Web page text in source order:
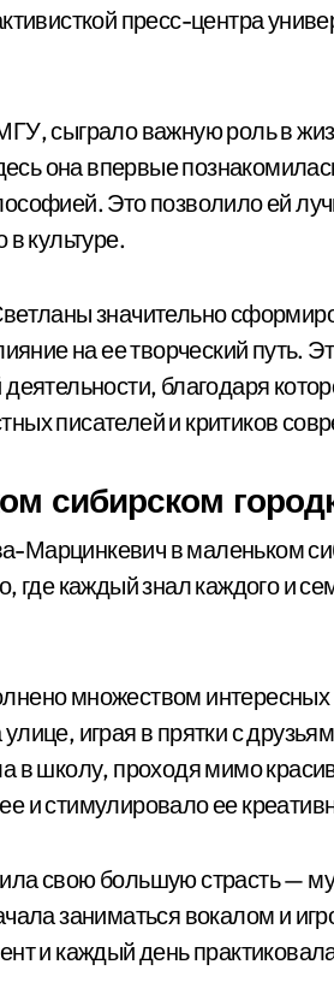
пресс-центра
сыграло важную роль в
она впервые
Это позволило ей
в культуре.
значительно
на ее творческий путь.
благодаря
писателей и критиков
сибирском
Марцинкевич в маленьком
где каждый знал каждого и
множеством
играя в прятки с
в школу, проходя мимо
и стимулировало ее
свою большую страсть —
заниматься вокалом и
и каждый день